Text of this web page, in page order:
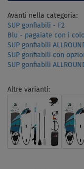
Avanti nella categoria:
SUP gonfiabili - F2
Blu - pagaiate con i
SUP gonfiabili
SUP gonfiabili con
SUP gonfiabili
Altre varianti: